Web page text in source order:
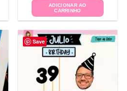
ADICIONAR AO
CARRINHO
Save